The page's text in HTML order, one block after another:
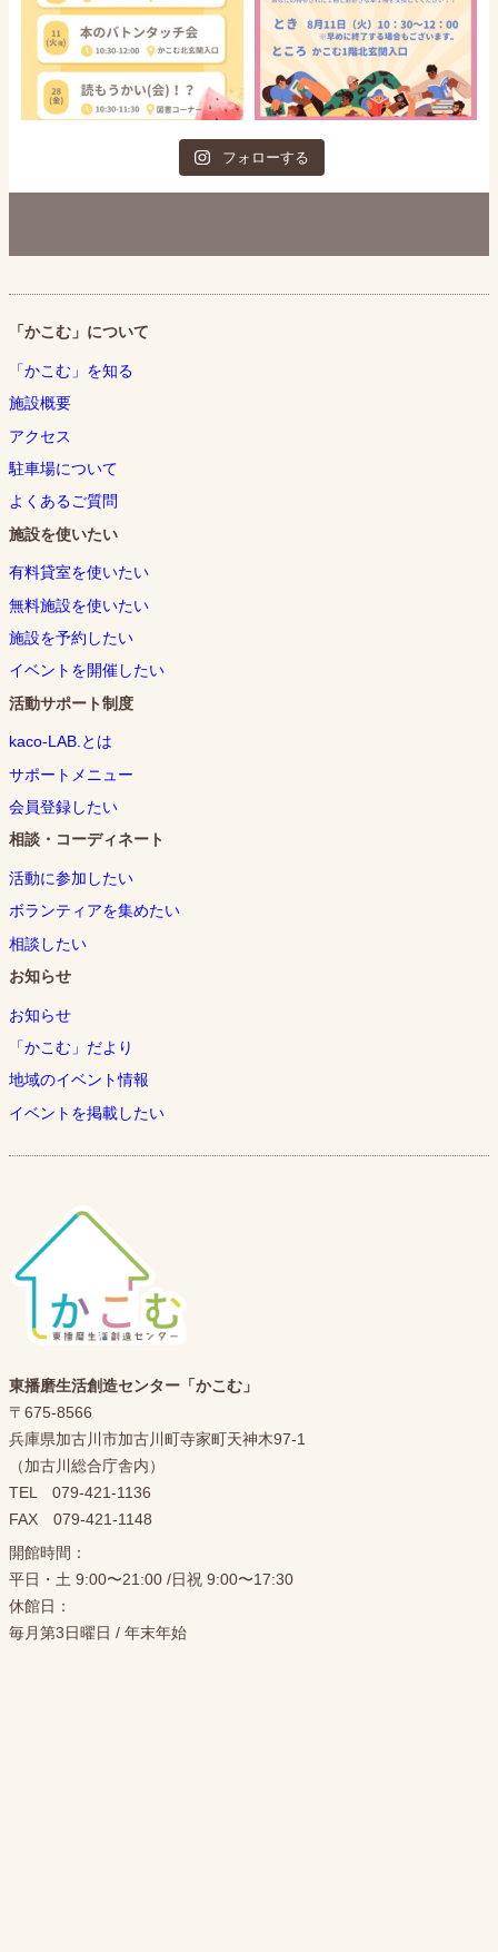
フォローする
「かこむ」について
「かこむ」を知る
施設概要
アクセス
駐車場について
よくあるご質問
施設を使いたい
有料貸室を使いたい
無料施設を使いたい
施設を予約したい
イベントを開催したい
活動サポート制度
kaco-LAB.とは
サポートメニュー
会員登録したい
相談・コーディネート
活動に参加したい
ボランティアを集めたい
相談したい
お知らせ
お知らせ
「かこむ」だより
地域のイベント情報
イベントを掲載したい
東播磨生活創造センター「かこむ」
〒675-8566
兵庫県加古川市加古川町寺家町天神木97-1
（加古川総合庁舎内）
TEL 079-421-1136
FAX 079-421-1148
開館時間：
平日・土 9:00〜21:00 /日祝 9:00〜17:30
休館日：
毎月第3日曜日 / 年末年始